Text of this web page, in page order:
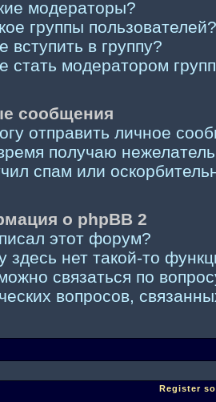
модераторы?
группы пользователей?
вступить в группу?
стать модератором
сообщения
отправить личное
получаю
спам или
о phpBB 2
этот форум?
здесь нет такой-то
связаться по
вопросов,
Register